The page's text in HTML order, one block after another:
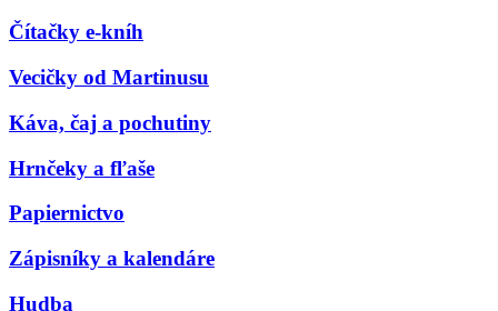
Čítačky e-kníh
Vecičky od Martinusu
Káva, čaj a pochutiny
Hrnčeky a fľaše
Papiernictvo
Zápisníky a kalendáre
Hudba